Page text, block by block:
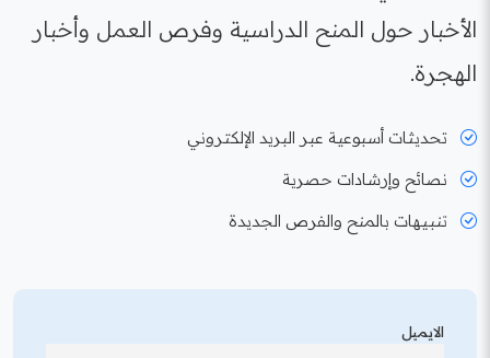
الأخبار حول المنح الدراسية وفرص العمل وأخبار
الهجرة.
تحديثات أسبوعية عبر البريد الإلكتروني
نصائح وإرشادات حصرية
تنبيهات بالمنح والفرص الجديدة
الايميل